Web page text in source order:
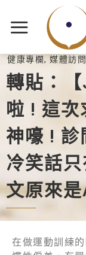
健康專欄, 媒體訪問
轉貼：
啦 ! 這次
神嚎 ! 診
冷笑話
文原來
在做運動訓練